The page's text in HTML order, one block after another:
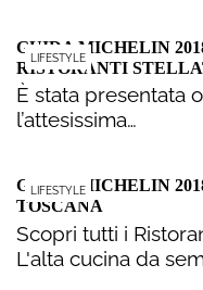
LIFESTYLE
GUIDA MICHELIN
RISTORANTI
È stata presentata
l’attesissima…
LIFESTYLE
GUIDA MICHELIN
TOSCANA
Scopri tutti i
L'alta cucina da